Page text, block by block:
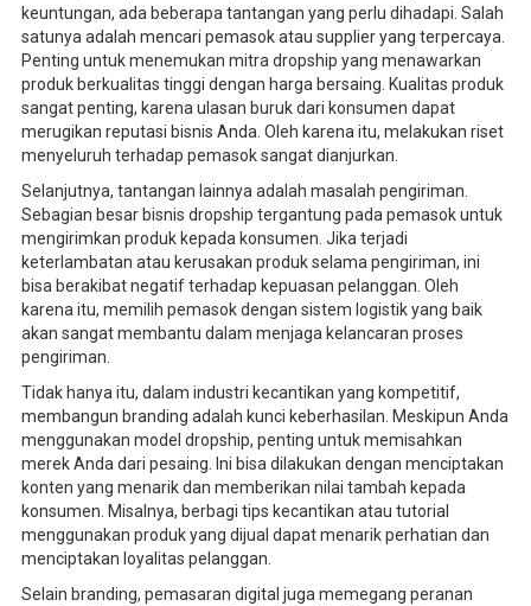
keuntungan, ada beberapa tantangan yang perlu dihadapi. Salah
satunya adalah mencari pemasok atau supplier yang terpercaya.
Penting untuk menemukan mitra dropship yang menawarkan
produk berkualitas tinggi dengan harga bersaing. Kualitas produk
sangat penting, karena ulasan buruk dari konsumen dapat
merugikan reputasi bisnis Anda. Oleh karena itu, melakukan riset
menyeluruh terhadap pemasok sangat dianjurkan.
Selanjutnya, tantangan lainnya adalah masalah pengiriman.
Sebagian besar bisnis dropship tergantung pada pemasok untuk
mengirimkan produk kepada konsumen. Jika terjadi
keterlambatan atau kerusakan produk selama pengiriman, ini
bisa berakibat negatif terhadap kepuasan pelanggan. Oleh
karena itu, memilih pemasok dengan sistem logistik yang baik
akan sangat membantu dalam menjaga kelancaran proses
pengiriman.
Tidak hanya itu, dalam industri kecantikan yang kompetitif,
membangun branding adalah kunci keberhasilan. Meskipun Anda
menggunakan model dropship, penting untuk memisahkan
merek Anda dari pesaing. Ini bisa dilakukan dengan menciptakan
konten yang menarik dan memberikan nilai tambah kepada
konsumen. Misalnya, berbagi tips kecantikan atau tutorial
menggunakan produk yang dijual dapat menarik perhatian dan
menciptakan loyalitas pelanggan.
Selain branding, pemasaran digital juga memegang peranan